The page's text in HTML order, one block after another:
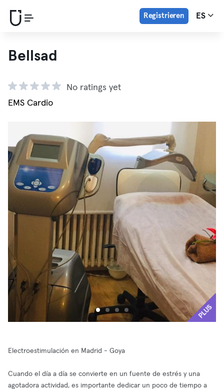
Registrieren ES
Bellsad
No ratings yet
EMS Cardio
PLUS
Electroestimulación en Madrid - Goya
Cuando el día a día se convierte en un fuente de estrés y una
agotadora actividad, es importante dedicar un poco de tiempo a